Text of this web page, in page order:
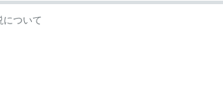
について